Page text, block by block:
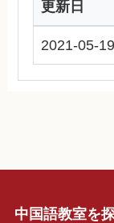
更新日
2021-05-
中国語教室を